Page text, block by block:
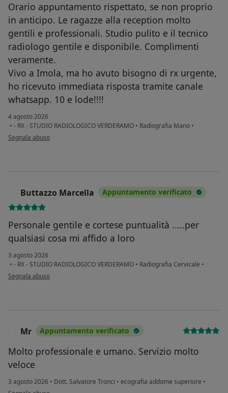
Orario appuntamento rispettato, se non proprio
in anticipo. Le ragazze alla reception molto
gentili e professionali. Studio pulito e il tecnico
radiologo gentile e disponibile. Complimenti
veramente.
Vivo a Imola, ma ho avuto bisogno di rx urgente,
ho ricevuto immediata risposta tramite canale
whatsapp. 10 e lode!!!!
4 agosto 2026
• - RX - STUDIO RADIOLOGICO VERDERAMO • Radiografia Mano •
secondo l'opinione dell'utente Valentina Cisternino
Segnala abuso
Buttazzo Marcella Appuntamento verificato
Personale gentile e cortese puntualità .....per
qualsiasi cosa mi affido a loro
3 agosto 2026
• - RX - STUDIO RADIOLOGICO VERDERAMO • Radiografia Cervicale •
secondo l'opinione dell'utente Buttazzo Marcella
Segnala abuso
Mr Appuntamento verificato
Molto professionale e umano. Servizio molto
veloce
3 agosto 2026 • Dott. Salvatore Tronci • ecografia addome superiore •
secondo l'opinione dell'utente Mr